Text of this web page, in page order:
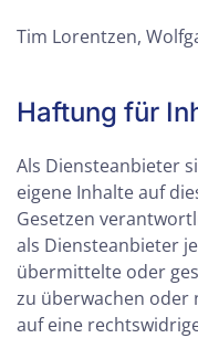
Tim Lorentzen,
Haftung für
Als Diensteanbieter
eigene Inhalte auf
Gesetzen
als Diensteanbieter
übermittelte oder
zu überwachen oder
auf eine